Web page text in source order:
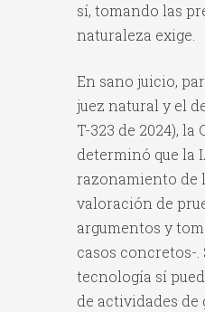
sí, tomando las
naturaleza exige.
En sano juicio,
juez natural y el
T-323 de 2024),
determinó que la
razonamiento de
valoración de
argumentos y
casos concretos-.
tecnología sí
de actividades de